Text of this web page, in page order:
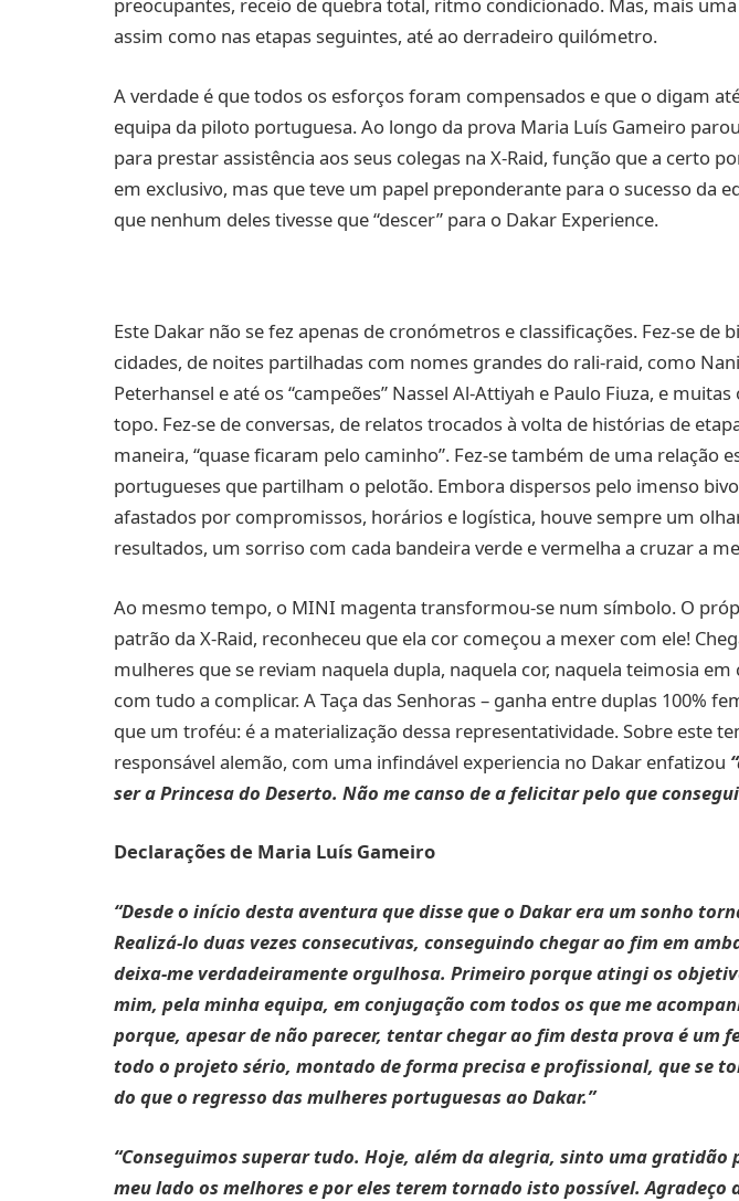
preocupantes, receio de quebra total, ritmo condicionado. Mas, mais
assim como nas etapas seguintes, até ao derradeiro quilómetro.
A verdade é que todos os esforços foram compensados e que o digam
equipa da piloto portuguesa. Ao longo da prova Maria Luís Gameiro
para prestar assistência aos seus colegas na X-Raid, função que a certo
em exclusivo, mas que teve um papel preponderante para o sucesso da
que nenhum deles tivesse que “descer” para o Dakar Experience.
Este Dakar não se fez apenas de cronómetros e classificações. Fez-se de
cidades, de noites partilhadas com nomes grandes do rali-raid, como
Peterhansel e até os “campeões” Nassel Al-Attiyah e Paulo Fiuza, e
topo. Fez-se de conversas, de relatos trocados à volta de histórias de
maneira, “quase ficaram pelo caminho”. Fez-se também de uma relação
portugueses que partilham o pelotão. Embora dispersos pelo imenso
afastados por compromissos, horários e logística, houve sempre um
resultados, um sorriso com cada bandeira verde e vermelha a cruzar a
Ao mesmo tempo, o MINI magenta transformou-se num símbolo. O
patrão da X-Raid, reconheceu que ela cor começou a mexer com ele!
mulheres que se reviam naquela dupla, naquela cor, naquela teimosia
com tudo a complicar. A Taça das Senhoras – ganha entre duplas 100%
que um troféu: é a materialização dessa representatividade. Sobre este
responsável alemão, com uma infindável experiencia no Dakar enfatizou
ser a Princesa do Deserto. Não me canso de a felicitar pelo que
Declarações de Maria Luís Gameiro
“Desde o início desta aventura que disse que o Dakar era um sonho
Realizá-lo duas vezes consecutivas, conseguindo chegar ao fim em
deixa-me verdadeiramente orgulhosa. Primeiro porque atingi os
mim, pela minha equipa, em conjugação com todos os que me
porque, apesar de não parecer, tentar chegar ao fim desta prova é um
todo o projeto sério, montado de forma precisa e profissional, que se
do que o regresso das mulheres portuguesas ao Dakar.”
“Conseguimos superar tudo. Hoje, além da alegria, sinto uma gratidão
meu lado os melhores e por eles terem tornado isto possível. Agradeço